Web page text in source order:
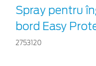
Spray pentru
bord Easy
2753120